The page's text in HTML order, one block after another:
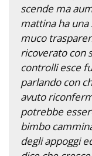
scende ma
mattina ha una
muco
ricoverato con
controlli esce
parlando con
avuto
potrebbe
bimbo
degli appoggi